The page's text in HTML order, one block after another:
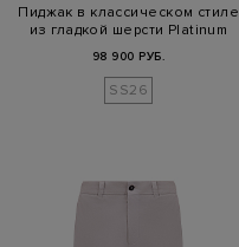
Пиджак в классическом стиле
из гладкой шерсти Platinum
98 900 РУБ.
SS26